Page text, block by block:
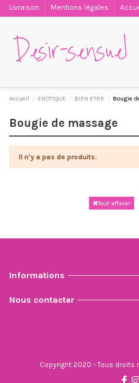
Livraison Mentions légales
Accueil EROTIQUE BIEN ETRE Bougie
Bougie de massage
Il n'y a pas de produits.
Tout effacer
Informations
Nous contacter
Copyright 2020 - Tous droits